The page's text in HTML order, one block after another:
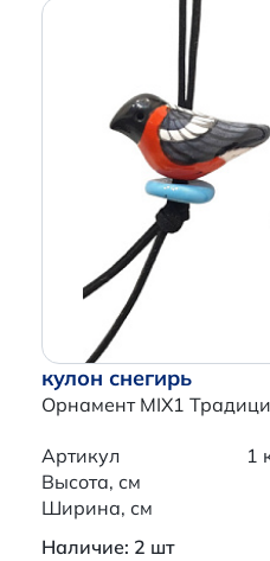
кулон снегирь
Орнамент MIX1
Артикул
1
Высота, см
Ширина, см
Наличие: 2 шт